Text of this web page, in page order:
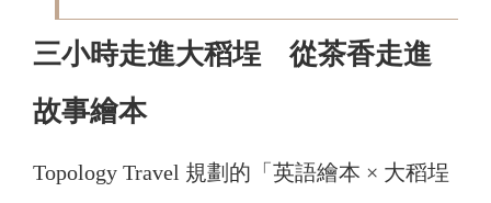
三小時走進大稻埕 從茶香走進
故事繪本
Topology Travel 規劃的「英語繪本 × 大稻埕